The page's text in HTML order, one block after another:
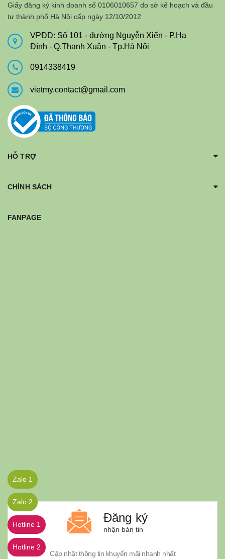
Giấy đăng ký kinh doanh số 0106010657 do sở kế hoạch và đầu
tư thành phố Hà Nội cấp ngày 12/10/2012
VPĐD: Số 101 - đường Nguyễn Xiển - P.Hạ
Đình - Q.Thanh Xuân - Tp.Hà Nội
0914338419
vietmy.contact@gmail.com
HỖ TRỢ
CHÍNH SÁCH
FANPAGE
Đăng ký
nhận bản tin
Cập nhật thông tin khuyến mãi nhanh nhất
Hotline 1
Hotline 2
Zalo 1
Zalo 2